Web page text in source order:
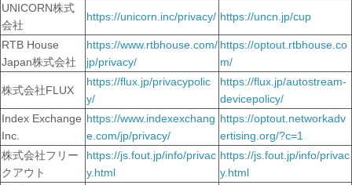
UNICORN株式
会社
https://unicorn.inc/privacy/ https://uncn.jp/cup
RTB House
Japan株式会社
https://www.rtbhouse.com/
jp/privacy/
https://optout.rtbhouse.co
m/
株式会社FLUX
https://flux.jp/privacypolic
y/
https://flux.jp/autostream-
devicepolicy/
Index Exchange
Inc.
https://www.indexexchang
e.com/jp/privacy/
https://optout.networkadv
ertising.org/?c=1
株式会社フリー
クアウト
https://js.fout.jp/info/privac
y.html
https://js.fout.jp/info/privac
y.html